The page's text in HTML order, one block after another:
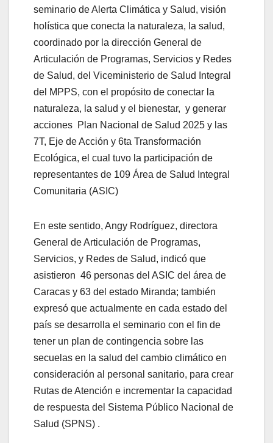
seminario de Alerta Climática y Salud, visión
holística que conecta la naturaleza, la salud,
coordinado por la dirección General de
Articulación de Programas, Servicios y Redes
de Salud, del Viceministerio de Salud Integral
del MPPS, con el propósito de conectar la
naturaleza, la salud y el bienestar, y generar
acciones Plan Nacional de Salud 2025 y las
7T, Eje de Acción y 6ta Transformación
Ecológica, el cual tuvo la participación de
representantes de 109 Área de Salud Integral
Comunitaria (ASIC)
En este sentido, Angy Rodríguez, directora
General de Articulación de Programas,
Servicios, y Redes de Salud, indicó que
asistieron 46 personas del ASIC del área de
Caracas y 63 del estado Miranda; también
expresó que actualmente en cada estado del
país se desarrolla el seminario con el fin de
tener un plan de contingencia sobre las
secuelas en la salud del cambio climático en
consideración al personal sanitario, para crear
Rutas de Atención e incrementar la capacidad
de respuesta del Sistema Público Nacional de
Salud (SPNS) .